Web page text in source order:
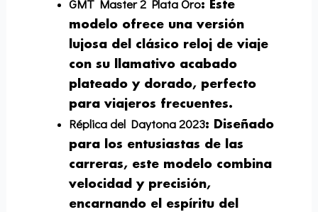
GMT Master 2 Plata Oro: Este
modelo ofrece una versión
lujosa del clásico reloj de viaje
con su llamativo acabado
plateado y dorado, perfecto
para viajeros frecuentes.
Réplica del Daytona 2023: Diseñado
para los entusiastas de las
carreras, este modelo combina
velocidad y precisión,
encarnando el espíritu del